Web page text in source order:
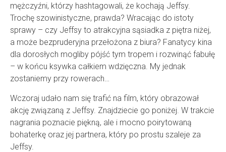
mężczyźni, którzy hashtagowali, że kochają Jeffsy.
Trochę szowinistyczne, prawda? Wracając do istoty
sprawy – czy Jeffsy to atrakcyjna sąsiadka z piętra niżej,
a może bezpruderyjna przełożona z biura? Fanatycy kina
dla dorosłych mogliby pójść tym tropem i rozwinąć fabułę
– w końcu ksywka całkiem wdzięczna. My jednak
zostaniemy przy rowerach…
Wczoraj udało nam się trafić na film, który obrazował
akcję związaną z Jeffsy. Znajdziecie go poniżej. W trakcie
nagrania poznacie piękną, ale i mocno poirytowaną
bohaterkę oraz jej partnera, który po prostu szaleje za
Jeffsy.